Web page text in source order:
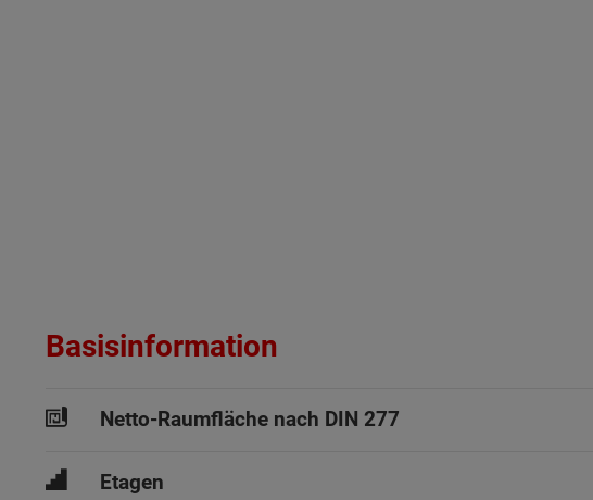
Basisinformation
Netto-Raumfläche nach DIN 277
Etagen